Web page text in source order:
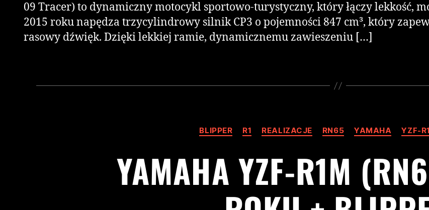
09 Tracer) to dynamiczny motocykl sportowo-turystyczny, który łączy lekkość,
2015 roku napędza trzycylindrowy silnik CP3 o pojemności 847 cm³, który
rasowy dźwięk. Dzięki lekkiej ramie, dynamicznemu zawieszeniu […]
BLIPPER R1 REALIZACJE RN65 YAMAHA YZF-R1
YAMAHA YZF-R1M